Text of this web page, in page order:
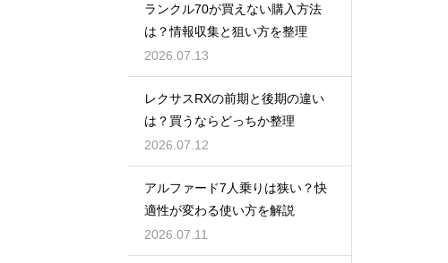
ランクル70が買えない購入方法
は？情報収集と狙い方を整理
2026.07.13
レクサスRXの前期と後期の違い
は？買うならどっちか整理
2026.07.12
アルファード7人乗りは狭い？快
適性が変わる使い方を解説
2026.07.11